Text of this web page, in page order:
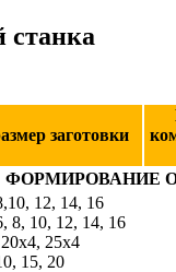
станка
заготовки
ФОРМИРОВАНИЕ
12, 14, 16
8, 10, 12, 14, 16
25х4
15, 20